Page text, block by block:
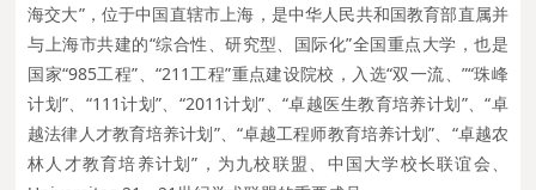
海交大”，位于中国直辖市上海，是中华人民共和国教育部直属并
与上海市共建的“综合性、研究型、国际化”全国重点大学，也是
国家“985工程”、“211工程”重点建设院校，入选“双一流、”“珠峰
计划”、“111计划”、“2011计划”、“卓越医生教育培养计划”、“卓
越法律人才教育培养计划”、“卓越工程师教育培养计划”、“卓越农
林人才教育培养计划”，为九校联盟、中国大学校长联谊会、